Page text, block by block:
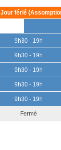
Jour férié
9h30 - 19h
9h30 - 19h
9h30 - 19h
9h30 - 19h
9h30 - 19h
Fermé